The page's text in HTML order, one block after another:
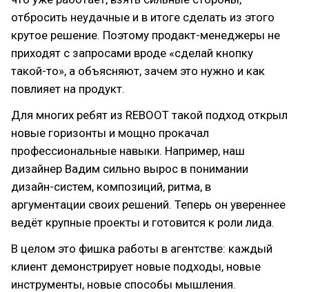
отбросить неудачные и в итоге сделать из этого
крутое решение. Поэтому продакт-менеджеры не
приходят с запросами вроде «сделай кнопку
такой-то», а объясняют, зачем это нужно и как
повлияет на продукт.
Для многих ребят из REBOOT такой подход открыл
новые горизонты и мощно прокачал
профессиональные навыки. Например, наш
дизайнер Вадим сильно вырос в понимании
дизайн-систем, композиций, ритма, в
аргументации своих решений. Теперь он увереннее
ведёт крупные проекты и готовится к роли лида.
В целом это фишка работы в агентстве: каждый
клиент демонстрирует новые подходы, новые
инструменты, новые способы мышления.